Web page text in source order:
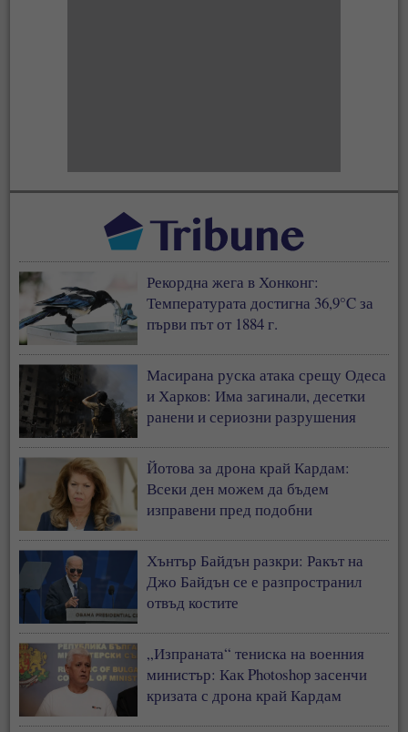
Рекордна жега в Хонконг:
Температурата достигна 36,9°C за
първи път от 1884 г.
Масирана руска атака срещу Одеса
и Харков: Има загинали, десетки
ранени и сериозни разрушения
Йотова за дрона край Кардам:
Всеки ден можем да бъдем
изправени пред подобни
Хънтър Байдън разкри: Ракът на
Джо Байдън се е разпространил
отвъд костите
„Изпраната“ тениска на военния
министър: Как Photoshop засенчи
кризата с дрона край Кардам